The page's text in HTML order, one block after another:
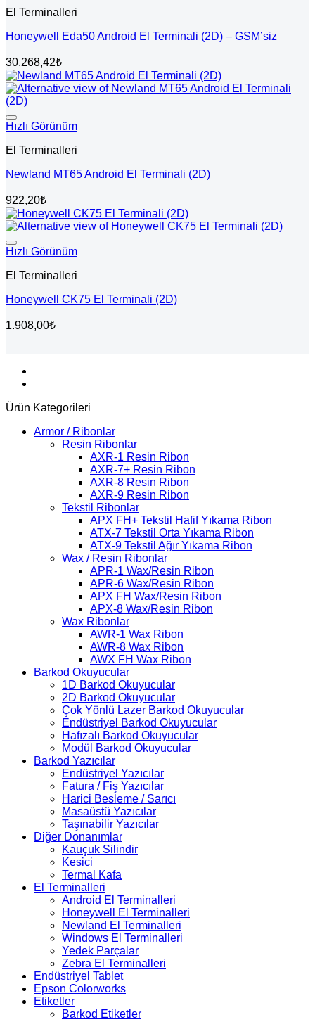
El Terminalleri
Honeywell Eda50 Android El Terminali (2D) – GSM’siz
30.268,42₺
Hızlı Görünüm
El Terminalleri
Newland MT65 Android El Terminali (2D)
922,20₺
Hızlı Görünüm
El Terminalleri
Honeywell CK75 El Terminali (2D)
1.908,00₺
Ürün Kategorileri
Armor / Ribonlar
Resin Ribonlar
AXR-1 Resin Ribon
AXR-7+ Resin Ribon
AXR-8 Resin Ribon
AXR-9 Resin Ribon
Tekstil Ribonlar
APX FH+ Tekstil Hafif Yıkama Ribon
ATX-7 Tekstil Orta Yıkama Ribon
ATX-9 Tekstil Ağır Yıkama Ribon
Wax / Resin Ribonlar
APR-1 Wax/Resin Ribon
APR-6 Wax/Resin Ribon
APX FH Wax/Resin Ribon
APX-8 Wax/Resin Ribon
Wax Ribonlar
AWR-1 Wax Ribon
AWR-8 Wax Ribon
AWX FH Wax Ribon
Barkod Okuyucular
1D Barkod Okuyucular
2D Barkod Okuyucular
Çok Yönlü Lazer Barkod Okuyucular
Endüstriyel Barkod Okuyucular
Hafızalı Barkod Okuyucular
Modül Barkod Okuyucular
Barkod Yazıcılar
Endüstriyel Yazıcılar
Fatura / Fiş Yazıcılar
Harici Besleme / Sarıcı
Masaüstü Yazıcılar
Taşınabilir Yazıcılar
Diğer Donanımlar
Kauçuk Silindir
Kesici
Termal Kafa
El Terminalleri
Android El Terminalleri
Honeywell El Terminalleri
Newland El Terminalleri
Windows El Terminalleri
Yedek Parçalar
Zebra El Terminalleri
Endüstriyel Tablet
Epson Colorworks
Etiketler
Barkod Etiketler